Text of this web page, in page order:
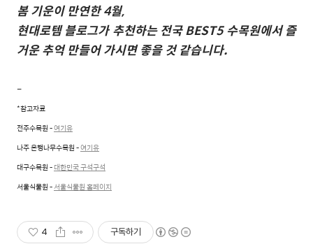
봄 기운이 만연한4월,
현대로템 블로그가 추천하는 전국BEST5수목원에서즐
거운 추억 만들어 가시면 좋을 것 같습니다.
-
*참고자료
전주수목원-여기유
나주 은행나무수목원-여기유
대구수목원-대한민국 구석구석
서울식물원-서울식물원 홈페이지
4 구독하기